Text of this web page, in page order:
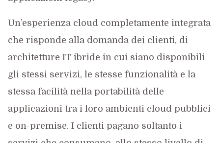
Un’esperienza cloud completamente integrata
che risponde alla domanda dei clienti, di
architetture IT ibride in cui siano disponibili
gli stessi servizi, le stesse funzionalità e la
stessa facilità nella portabilità delle
applicazioni tra i loro ambienti cloud pubblici
e on-premise. I clienti pagano soltanto i